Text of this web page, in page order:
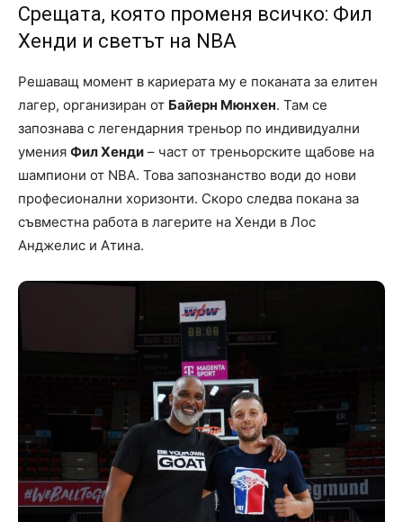
Срещата, която променя всичко: Фил
Хенди и светът на NBA
Решаващ момент в кариерата му е поканата за елитен
лагер, организиран от Байерн Мюнхен. Там се
запознава с легендарния треньор по индивидуални
умения Фил Хенди – част от треньорските щабове на
шампиони от NBA. Това запознанство води до нови
професионални хоризонти. Скоро следва покана за
съвместна работа в лагерите на Хенди в Лос
Анджелис и Атина.